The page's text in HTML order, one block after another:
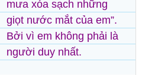
mưa xóa sạch những
giọt nước mắt của em”.
Bởi vì em không phải là
người duy nhất.